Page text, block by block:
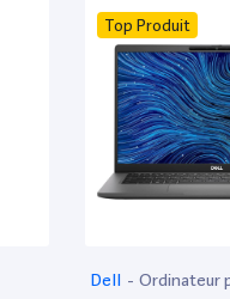
Top Produit
Dell - Ordinateur